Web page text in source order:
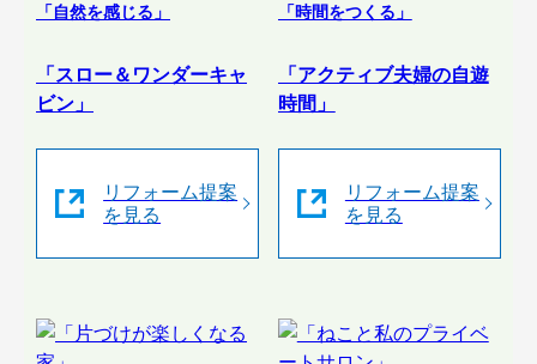
「自然を感じる」
「スロー＆ワンダーキャ
ビン」
リフォーム提案
を見る
「時間をつくる」
「アクティブ夫婦の自遊
時間」
リフォーム提案
を見る